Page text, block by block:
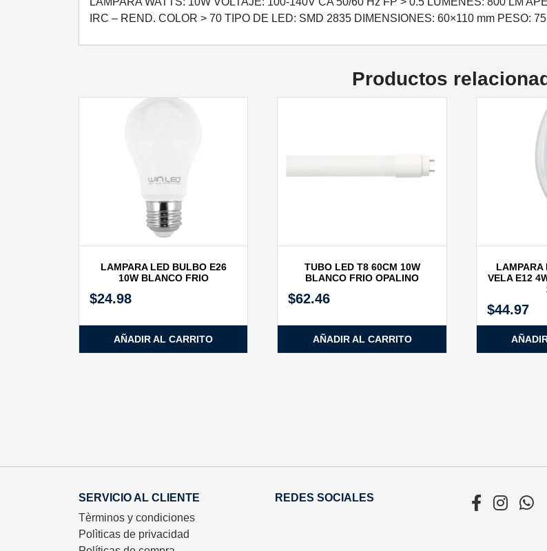
IRC – REND. COLOR > 70 TIPO DE LED: SMD 2835 DIMENSIONES: 60×110 mm PESO:
Productos
LAMPARA LED BULBO E26
10W BLANCO FRIO
$24.98
AÑADIR AL CARRITO
TUBO LED T8 60CM 10W
BLANCO FRIO OPALINO
$62.46
AÑADIR AL CARRITO
LAMPARA
VELA E12
$44.97
SERVICIO AL CLIENTE
Tèrminos y condiciones
Polìticas de privacidad
REDES SOCIALES